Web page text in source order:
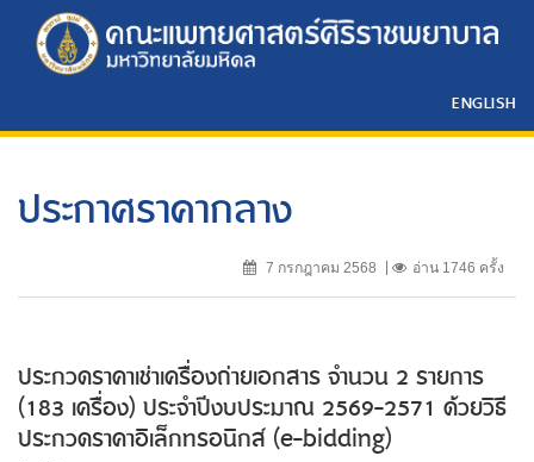
ENGLISH
ประกาศราคากลาง
7 กรกฎาคม 2568 อ่าน 1746 ครั้ง
ประกวดราคาเช่าเครื่องถ่ายเอกสาร จำนวน 2 รายการ
(183 เครื่อง) ประจำปีงบประมาณ 2569-2571 ด้วยวิธี
ประกวดราคาอิเล็กทรอนิกส์ (e-bidding)